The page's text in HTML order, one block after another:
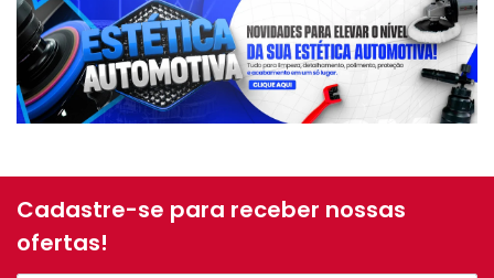
Cadastre-se para receber nossas
ofertas!